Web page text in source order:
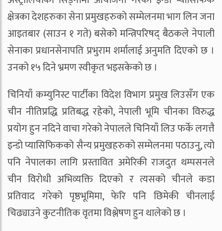
क्षेत्रका देशहरुका सेना प्रमुखहरुको सम्मेलनमा भाग लिन जना
आइतबार (साउन १ गते) बसेको मन्त्रिपरिषद् बैठकले नेपाली
सेनाका प्रधानसेनापति प्रभुराम शर्मालाई अनुमति दिएको छ ।
उनको १५ दिने भ्रमण स्वीकृत भइसकेको छ ।
चिनियाँ कम्युनिस्ट पार्टीका विदेश विभाग प्रमुख लिउसँग एक
चीन नीतिप्रद्धि प्रतिबद्ध रहेको, नेपाली भूमि चीनका विरुद्ध
प्रयोग हुन नदिने वाचा गरेको नेपालले चिनियाँ लिउ फर्के लगत्तै
इन्डो प्यासिफिकको सैन्य प्रमुखहरुको सम्मेलनमा पठाउनु, त्यो
पनि नेपालका लागि प्रस्तावित अमेरिकी राजदुत थम्पसनले
चीन विरोधी अभिव्यक्ति दिएको र त्यसको चीनले कडा
प्रतिवाद गरेको पृष्ठभूमिमा, फेरि पनि छिमेकी चीनलाई
चिढ्याउने कुटनीतिक वृतमा विश्लेषण हुन थालेको छ ।